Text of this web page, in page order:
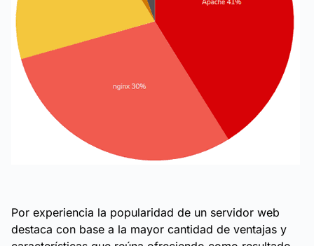
Por experiencia la popularidad de un servidor web
destaca con base a la mayor cantidad de ventajas y